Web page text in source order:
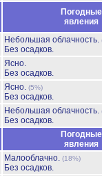
Погодные
явления
Небольшая облачность.
Без осадков.
Ясно.
Без осадков.
Ясно. (5%)
Без осадков.
Небольшая облачность.
Без осадков.
Погодные
явления
Малооблачно. (18%)
Без осадков.